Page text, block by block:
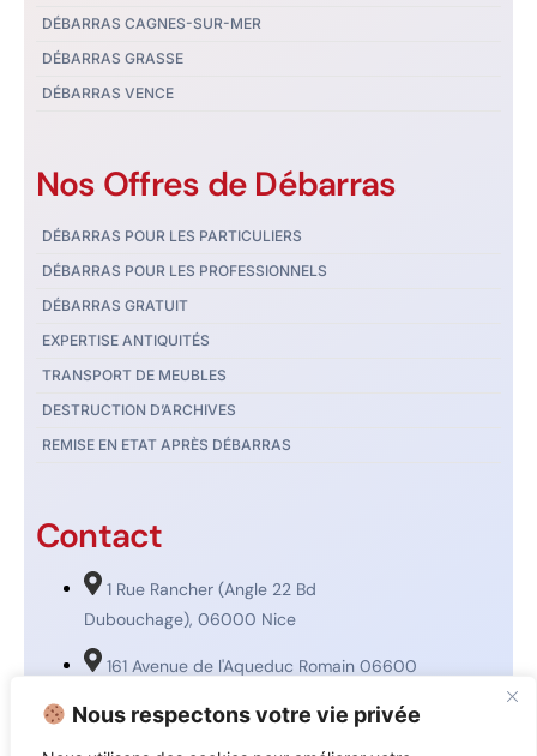
Nous respectons votre vie privée
DÉBARRAS CAGNES-SUR-MER
DÉBARRAS GRASSE
DÉBARRAS VENCE
Nos Offres de Débarras
DÉBARRAS POUR LES PARTICULIERS
DÉBARRAS POUR LES PROFESSIONNELS
DÉBARRAS GRATUIT
EXPERTISE ANTIQUITÉS
TRANSPORT DE MEUBLES
DESTRUCTION D’ARCHIVES
REMISE EN ETAT APRÈS DÉBARRAS
Contact
1 Rue Rancher (Angle 22 Bd
Dubouchage), 06000 Nice
161 Avenue de l'Aqueduc Romain 06600